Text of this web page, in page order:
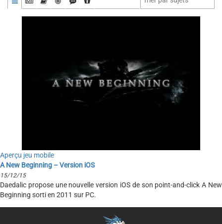
Aperçu jeu mobile
A New Beginning – Version iOS
15/12/15
Daedalic propose une nouvelle version iOS de son point-and-click A New
Beginning sorti en 2011 sur PC.